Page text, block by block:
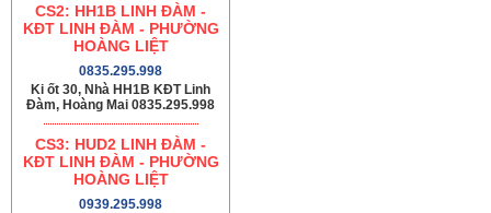
CS2: HH1B LINH ĐÀM -
KĐT LINH ĐÀM - PHƯỜNG
HOÀNG LIỆT
0835.295.998
Ki ốt 30, Nhà HH1B KĐT Linh
Đàm, Hoàng Mai 0835.295.998
CS3: HUD2 LINH ĐÀM -
KĐT LINH ĐÀM - PHƯỜNG
HOÀNG LIỆT
0939.295.998